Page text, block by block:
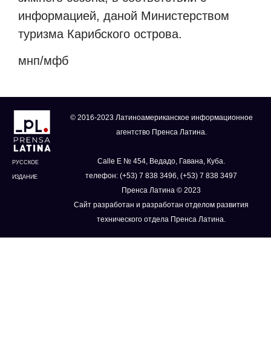
информацией, даной Министерством
туризма Карибского острова.
мнп/мфб
РУССКОЕ
ИЗДАНИЕ
© 2016-2023 Латиноамериканское информационное
агентство Пренса Латина.
Calle E № 454, Ведадо, Гавана, Куба.
телефон: (+53) 7 838 3496, (+53) 7 838 3497
Пренса Латина © 2023
Сайт разработан и разработан отделом развития
технического отдела Пренса Латина.